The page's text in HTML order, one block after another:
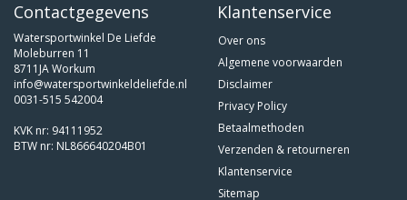
Contactgegevens
Watersportwinkel De Liefde
Moleburren 11
8711JA Workum
info@watersportwinkeldeliefde.nl
0031-515 542004
KVK nr: 94111952
BTW nr: NL866640204B01
Klantenservice
Over ons
Algemene voorwaarden
Disclaimer
Privacy Policy
Betaalmethoden
Verzenden & retourneren
Klantenservice
Sitemap